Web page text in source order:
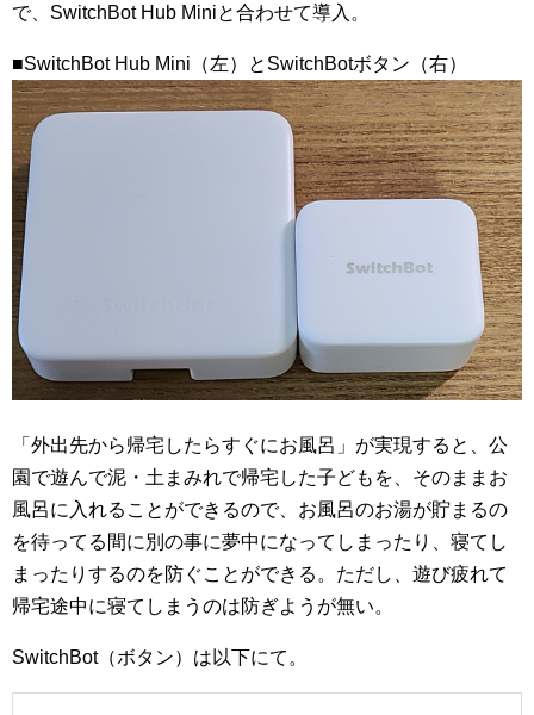
で、SwitchBot Hub Miniと合わせて導入。
■SwitchBot Hub Mini（左）とSwitchBotボタン（右）
「外出先から帰宅したらすぐにお風呂」が実現すると、公
園で遊んで泥・土まみれで帰宅した子どもを、そのままお
風呂に入れることができるので、お風呂のお湯が貯まるの
を待ってる間に別の事に夢中になってしまったり、寝てし
まったりするのを防ぐことができる。ただし、遊び疲れて
帰宅途中に寝てしまうのは防ぎようが無い。
SwitchBot（ボタン）は以下にて。